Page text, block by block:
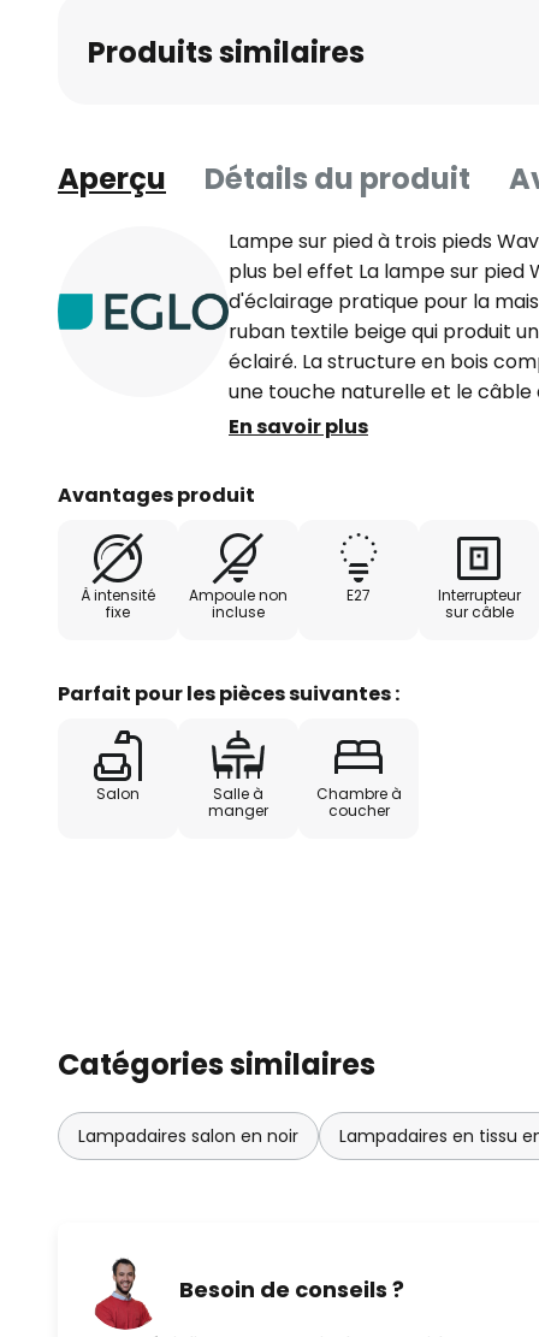
Produits similaires
Aperçu Détails du produit
Lampe sur pied à trois pieds
plus bel effet La lampe sur pied
d'éclairage pratique pour la
ruban textile beige qui produit
éclairé. La structure en bois
une touche naturelle et le câble
parfaitement dans le design.
s'intègre bien dans différents
En savoir plus
Avantages produit
À intensité
fixe
Ampoule non
incluse
E27
Interrupteur
sur câble
Parfait pour les pièces suivantes :
Salon
Salle à
manger
Chambre à
coucher
Catégories similaires
Lampadaires salon en noir Lampadaires en tissu
Besoin de conseils ?